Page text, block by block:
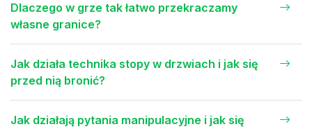
Dlaczego w grze tak łatwo przekraczamy
własne granice?
Jak działa technika stopy w drzwiach i jak się
przed nią bronić?
Jak działają pytania manipulacyjne i jak się